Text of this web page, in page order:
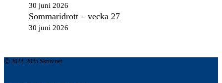
30 juni 2026
Sommaridrott – vecka 27
30 juni 2026
Ⓒ 2022–2025 Skruv.net